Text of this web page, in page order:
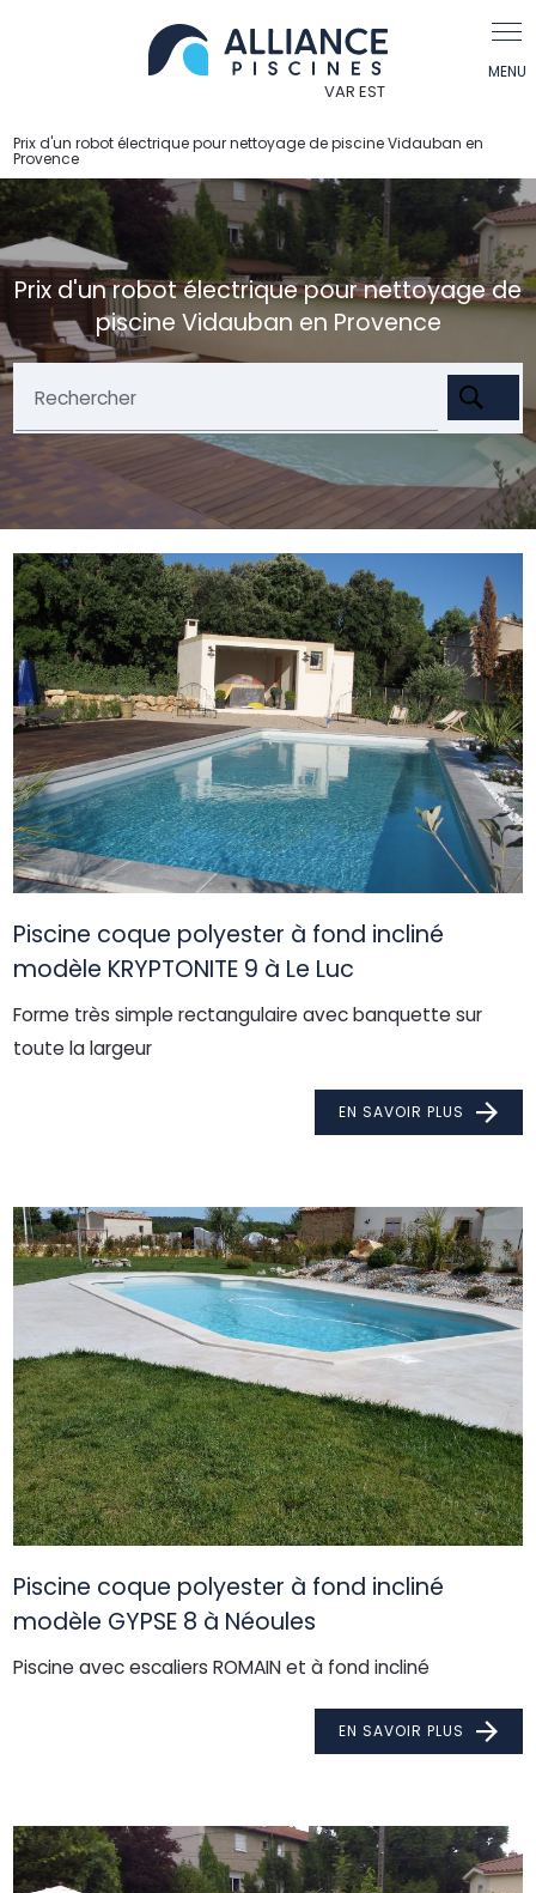
Prix d'un robot électrique pour nettoyage de piscine Vidauban en
Provence
Prix d'un robot électrique pour nettoyage de
piscine Vidauban en Provence
Rechercher
Piscine coque polyester à fond incliné
modèle KRYPTONITE 9 à Le Luc
Forme très simple rectangulaire avec banquette sur
toute la largeur
EN SAVOIR PLUS
Piscine coque polyester à fond incliné
modèle GYPSE 8 à Néoules
Piscine avec escaliers ROMAIN et à fond incliné
EN SAVOIR PLUS